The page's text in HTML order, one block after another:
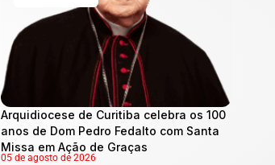
Arquidiocese de Curitiba celebra os 100
anos de Dom Pedro Fedalto com Santa
Missa em Ação de Graças
05 de agosto de 2026